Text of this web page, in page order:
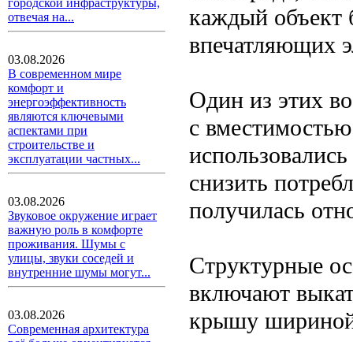
городской инфраструктуры,
отвечая на...
03.08.2026
В современном мире
комфорт и
энергоэффективность
являются ключевыми
аспектами при
строительстве и
эксплуатации частных...
03.08.2026
Звуковое окружение играет
важную роль в комфорте
проживания. Шумы с
улицы, звуки соседей и
внутренние шумы могут...
03.08.2026
Современная архитектура
каждый объект
впечатляющих
Один из этих
с
снизить
получилась
Структурные
включают
крышу шириной